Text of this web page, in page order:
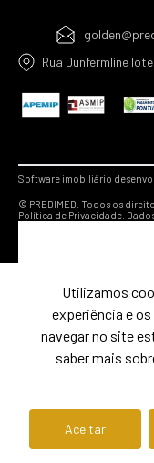
Rua Dunfermline
Software imobiliário
© PREDIMED. Todos os
Política de Privacidade.
Utilizamos
experiência e
navegar no site
saber mais
Aceitar